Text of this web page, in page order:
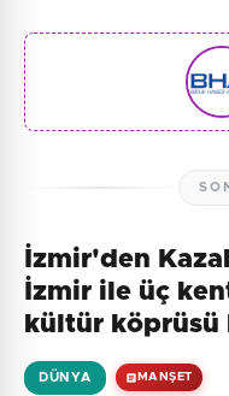
İzmir'den
İzmir ile üç
kültür köprüsü
DÜNYA MANŞET